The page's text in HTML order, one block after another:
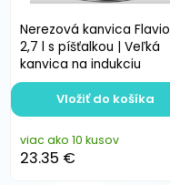
Nerezová kanvica Flavio
2,7 l s píšťalkou | Veľká
kanvica na indukciu
viac ako 10 kusov
23.35 €
Vložiť do košíka